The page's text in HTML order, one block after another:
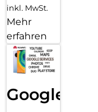
inkl. MwSt.
Mehr
erfahren
Google